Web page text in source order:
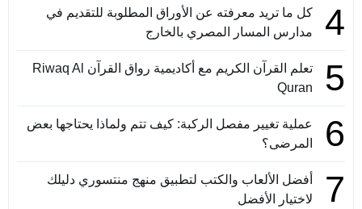
4
كل ما تريد معرفته عن الأوراق المطلوبة للتقديم في
مدارس المسار المصري بالخارج
5
تعلم القرآن الكريم مع أكاديمية رواق القرآن Riwaq Al
Quran
6
عملية تغيير مفصل الركبة: كيف تتم ولماذا يحتاجها بعض
المرضى؟
7
أفضل الألعاب والكتب لتطبيق منهج منتسوري دليلك
لاختيار الأفضل